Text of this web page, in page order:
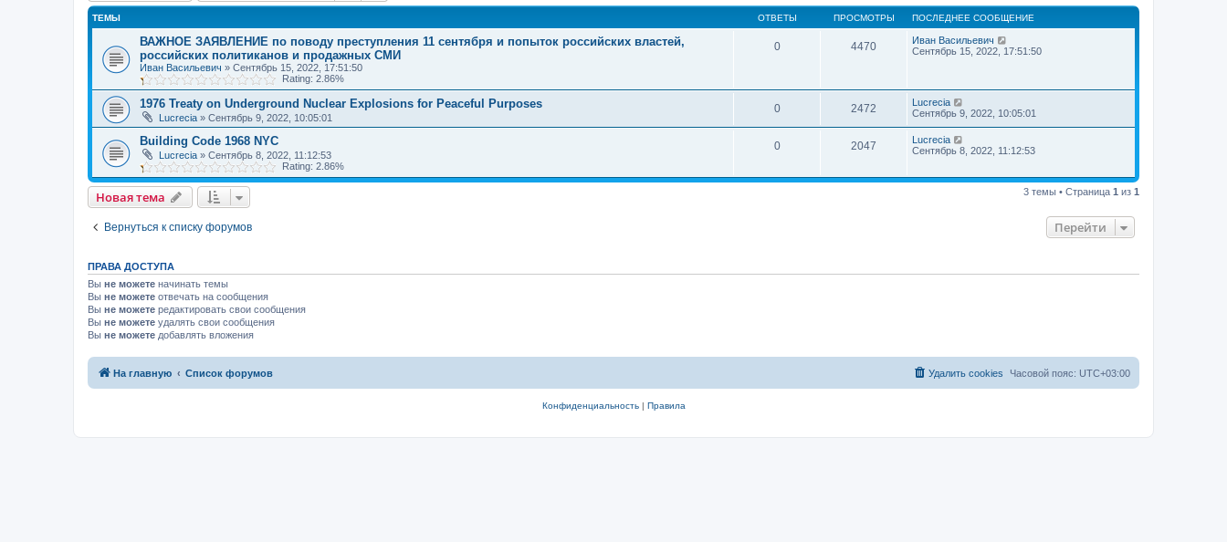
ТЕМЫ ОТВЕТЫ ПРОСМОТРЫ ПОСЛЕДНЕЕ СООБЩЕНИЕ
ВАЖНОЕ ЗАЯВЛЕНИЕ по поводу преступления 11 сентября и попыток российских властей,
российских политиканов и продажных СМИ
Иван Васильевич » Сентябрь 15, 2022, 17:51:50
Rating: 2.86%
0 4470
Иван Васильевич
Сентябрь 15, 2022, 17:51:50
1976 Treaty on Underground Nuclear Explosions for Peaceful Purposes
Lucrecia » Сентябрь 9, 2022, 10:05:01
0 2472
Lucrecia
Сентябрь 9, 2022, 10:05:01
Building Code 1968 NYC
Lucrecia » Сентябрь 8, 2022, 11:12:53
Rating: 2.86%
0 2047
Lucrecia
Сентябрь 8, 2022, 11:12:53
Новая тема 3 темы • Страница 1 из 1
Вернуться к списку форумов Перейти
ПРАВА ДОСТУПА
Вы не можете начинать темы
Вы не можете отвечать на сообщения
Вы не можете редактировать свои сообщения
Вы не можете удалять свои сообщения
Вы не можете добавлять вложения
На главную Список форумов Часовой пояс: UTC+03:00
Удалить cookies
Конфиденциальность| Правила